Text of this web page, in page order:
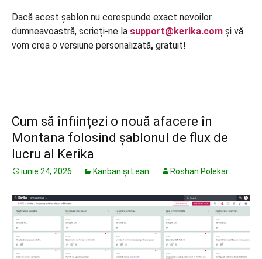
Dacă acest șablon nu corespunde exact nevoilor
dumneavoastră, scrieți-ne la support@kerika.com și vă
vom crea o versiune personalizată, gratuit!
Cum să înființezi o nouă afacere în
Montana folosind șablonul de flux de
lucru al Kerika
iunie 24, 2026 Kanban și Lean Roshan Polekar